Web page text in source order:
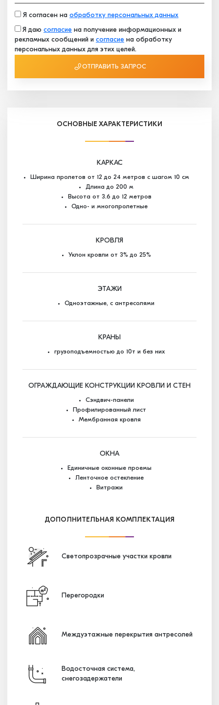
Я согласен на обработку персональных данных
Я даю согласие на получение информационных и
рекламных сообщений и согласие на обработку
персональных данных для этих целей.
ОТПРАВИТЬ ЗАПРОС
ОСНОВНЫЕ ХАРАКТЕРИСТИКИ
КАРКАС
Ширина пролетов от 12 до 24 метров с шагом 10 см
Длина до 200 м
Высота от 3.6 до 12 метров
Одно- и многопролетные
КРОВЛЯ
Уклон кровли от 3% до 25%
ЭТАЖИ
Одноэтажные, с антресолями
КРАНЫ
грузоподъемностью до 10т и без них
ОГРАЖДАЮЩИЕ КОНСТРУКЦИИ КРОВЛИ И СТЕН
Сэндвич-панели
Профилированный лист
Мембранная кровля
ОКНА
Единичные оконные проемы
Ленточное остекление
Витражи
ДОПОЛНИТЕЛЬНАЯ КОМПЛЕКТАЦИЯ
Светопрозрачные участки кровли
Перегородки
Междуэтажные перекрытия антресолей
Водосточная система,
снегозадержатели